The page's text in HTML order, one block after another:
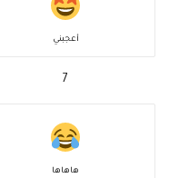
أعجبني
7
هاهاها